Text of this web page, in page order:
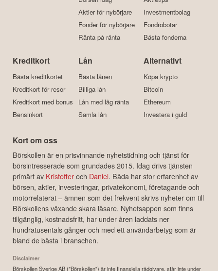
Aktier för nybörjare
Fonder för nybörjare
Ränta på ränta
Investmentbolag
Fondrobotar
Bästa fonderna
Kreditkort
Bästa kreditkortet
Kreditkort för resor
Kreditkort med bonus
Bensinkort
Lån
Bästa lånen
Billiga lån
Lån med låg ränta
Samla lån
Alternativt
Köpa krypto
Bitcoin
Ethereum
Investera i guld
Kort om oss
Börskollen är en prisvinnande nyhetstidning och tjänst för
börsintresserade som grundades 2015. Idag drivs tjänsten
primärt av Kristofferoch Daniel. Båda har stor erfarenhet av
börsen, aktier, investeringar, privatekonomi, företagande och
motorrelaterat – ämnen som det frekvent skrivs nyheter om till
Börskollens växande skara läsare. Nyhetsappen som finns
tillgänglig, kostnadsfritt, har under åren laddats ner
hundratusentals gånger och med ett användarbetyg som är
bland de bästa i branschen.
Disclaimer
Börskollen Sverige AB ("Börskollen") är inte finansiella rådgivare, står inte under